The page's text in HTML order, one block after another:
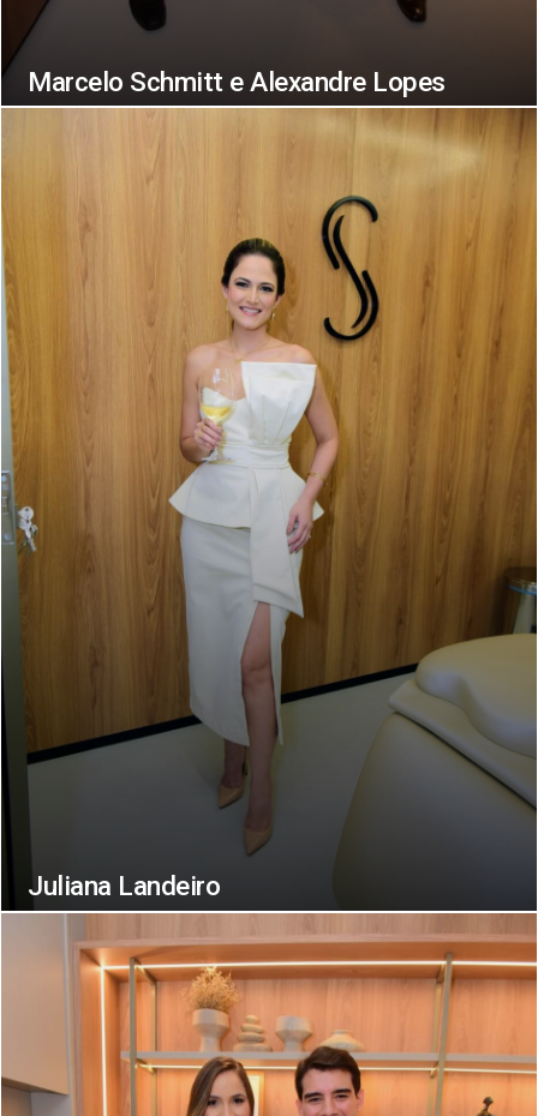
Marcelo Schmitt e Alexandre Lopes
Juliana Landeiro